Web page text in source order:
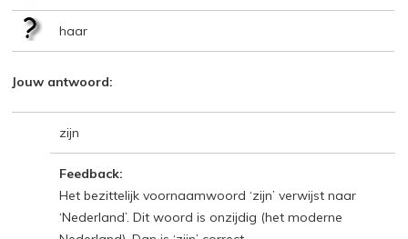
haar
Jouw antwoord:
zijn
Feedback:
Het bezittelijk voornaamwoord ‘zijn’ verwijst naar
‘Nederland’. Dit woord is onzijdig (het moderne